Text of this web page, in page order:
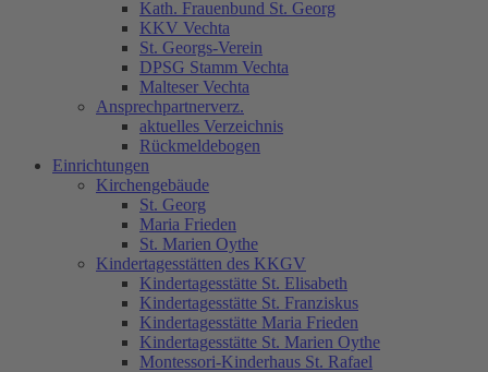
Kath. Frauenbund St. Georg
KKV Vechta
St. Georgs-Verein
DPSG Stamm Vechta
Malteser Vechta
Ansprechpartnerverz.
aktuelles Verzeichnis
Rückmeldebogen
Einrichtungen
Kirchengebäude
St. Georg
Maria Frieden
St. Marien Oythe
Kindertagesstätten des KKGV
Kindertagesstätte St. Elisabeth
Kindertagesstätte St. Franziskus
Kindertagesstätte Maria Frieden
Kindertagesstätte St. Marien Oythe
Montessori-Kinderhaus St. Rafael